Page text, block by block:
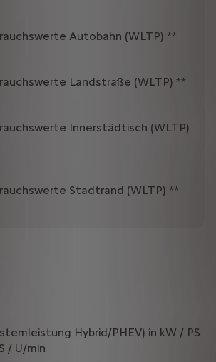
Autobahn (WLTP) **
Landstraße (WLTP) **
Innerstädtisch (WLTP)
Stadtrand (WLTP) **
Hybrid/PHEV) in kW / PS
/ U/min